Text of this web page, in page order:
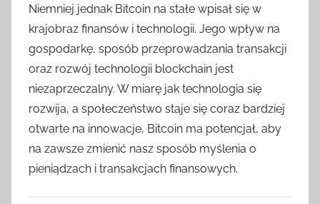
Niemniej jednak Bitcoin na stałe wpisał się w
krajobraz finansów i technologii. Jego wpływ na
gospodarkę, sposób przeprowadzania transakcji
oraz rozwój technologii blockchain jest
niezaprzeczalny. W miarę jak technologia się
rozwija, a społeczeństwo staje się coraz bardziej
otwarte na innowacje, Bitcoin ma potencjał, aby
na zawsze zmienić nasz sposób myślenia o
pieniądzach i transakcjach finansowych.